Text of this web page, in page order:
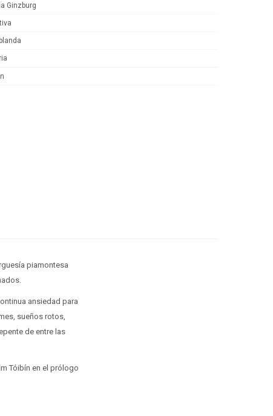
Ginzburg
piamontesa
ansiedad para
sueños rotos,
de entre las
Tóibín en el prólogo